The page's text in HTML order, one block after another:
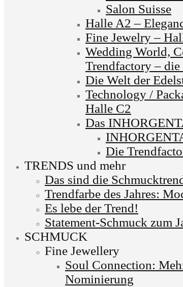
Salon Suisse
Halle A2 –
Fine Jewelry –
Wedding World,
Trendfactory –
Die Welt der
Technology /
Halle C2
Das
Die
TRENDS und mehr
Das sind die
Trendfarbe des Jahres:
Es lebe der Trend!
Statement-Schmuck zum
SCHMUCK
Fine Jewellery
Soul Connection:
Nominierung